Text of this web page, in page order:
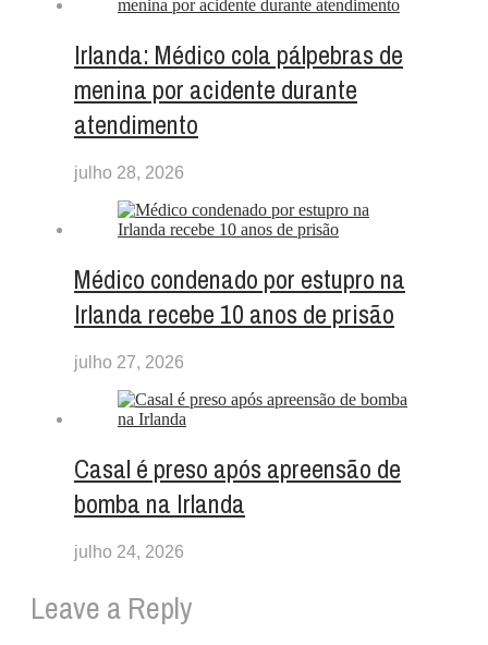
Irlanda: Médico cola pálpebras de
menina por acidente durante
atendimento
julho 28, 2026
Médico condenado por estupro na
Irlanda recebe 10 anos de prisão
julho 27, 2026
Casal é preso após apreensão de
bomba na Irlanda
julho 24, 2026
Leave a Reply